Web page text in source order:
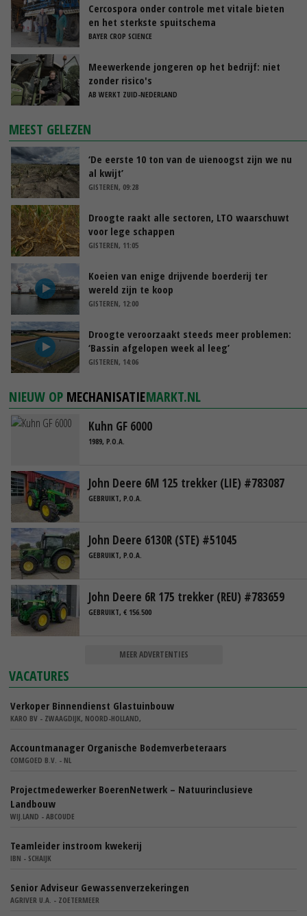
Cercospora onder controle met vitale bieten
en het sterkste spuitschema
BAYER CROP SCIENCE
Meewerkende jongeren op het bedrijf: niet
zonder risico's
AB WERKT ZUID-NEDERLAND
MEEST GELEZEN
‘De eerste 10 ton van de uienoogst zijn we nu
al kwijt’
GISTEREN, 09:28
Droogte raakt alle sectoren, LTO waarschuwt
voor lege schappen
GISTEREN, 11:05
Koeien van enige drijvende boerderij ter
wereld zijn te koop
GISTEREN, 12:00
Droogte veroorzaakt steeds meer problemen:
‘Bassin afgelopen week al leeg’
GISTEREN, 14:06
NIEUW OP MECHANISATIEMARKT.NL
Kuhn GF 6000
1989, P.O.A.
John Deere 6M 125 trekker (LIE) #783087
GEBRUIKT, P.O.A.
John Deere 6130R (STE) #51045
GEBRUIKT, P.O.A.
John Deere 6R 175 trekker (REU) #783659
GEBRUIKT, € 156.500
MEER ADVERTENTIES
VACATURES
Verkoper Binnendienst Glastuinbouw
KARO BV - ZWAAGDIJK, NOORD-HOLLAND,
Accountmanager Organische Bodemverbeteraars
COMGOED B.V. - NL
Projectmedewerker BoerenNetwerk – Natuurinclusieve
Landbouw
WIJ.LAND - ABCOUDE
Teamleider instroom kwekerij
IBN - SCHAIJK
Senior Adviseur Gewassenverzekeringen
AGRIVER U.A. - ZOETERMEER